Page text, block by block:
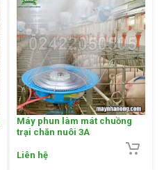
Máy phun làm mát chuồng
trại chăn nuôi 3A
Liên hệ